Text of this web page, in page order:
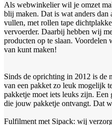
Als webwinkelier wil je omzet
blij maken. Dat is wat anders dan
vullen, met rollen tape
vervoerder. Daarbij hebben wij
producten op te slaan. Voordelen
van kunt maken!
Sinds de oprichting in 2012 is de
van een pakket zo leuk mogelijk
pakketje moet iets leuks zijn.
die jouw pakketje ontvangt. Dat
Fulfilment met Sipack: wij